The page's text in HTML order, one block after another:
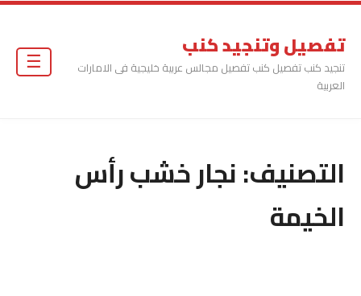
تفصيل وتنجيد كنب
تنجيد كنب تفصيل كنب تفصيل مجالس عربية خليجية فى الامارات
العربية
التصنيف:نجار خشب رأس
الخيمة